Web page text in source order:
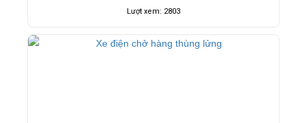
Lượt xem: 2803